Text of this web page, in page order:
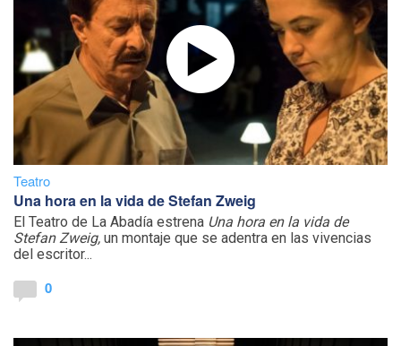
Teatro
Una hora en la vida de Stefan Zweig
El Teatro de La Abadía estrena Una hora en la vida de
Stefan Zweig, un montaje que se adentra en las vivencias
del escritor...
0